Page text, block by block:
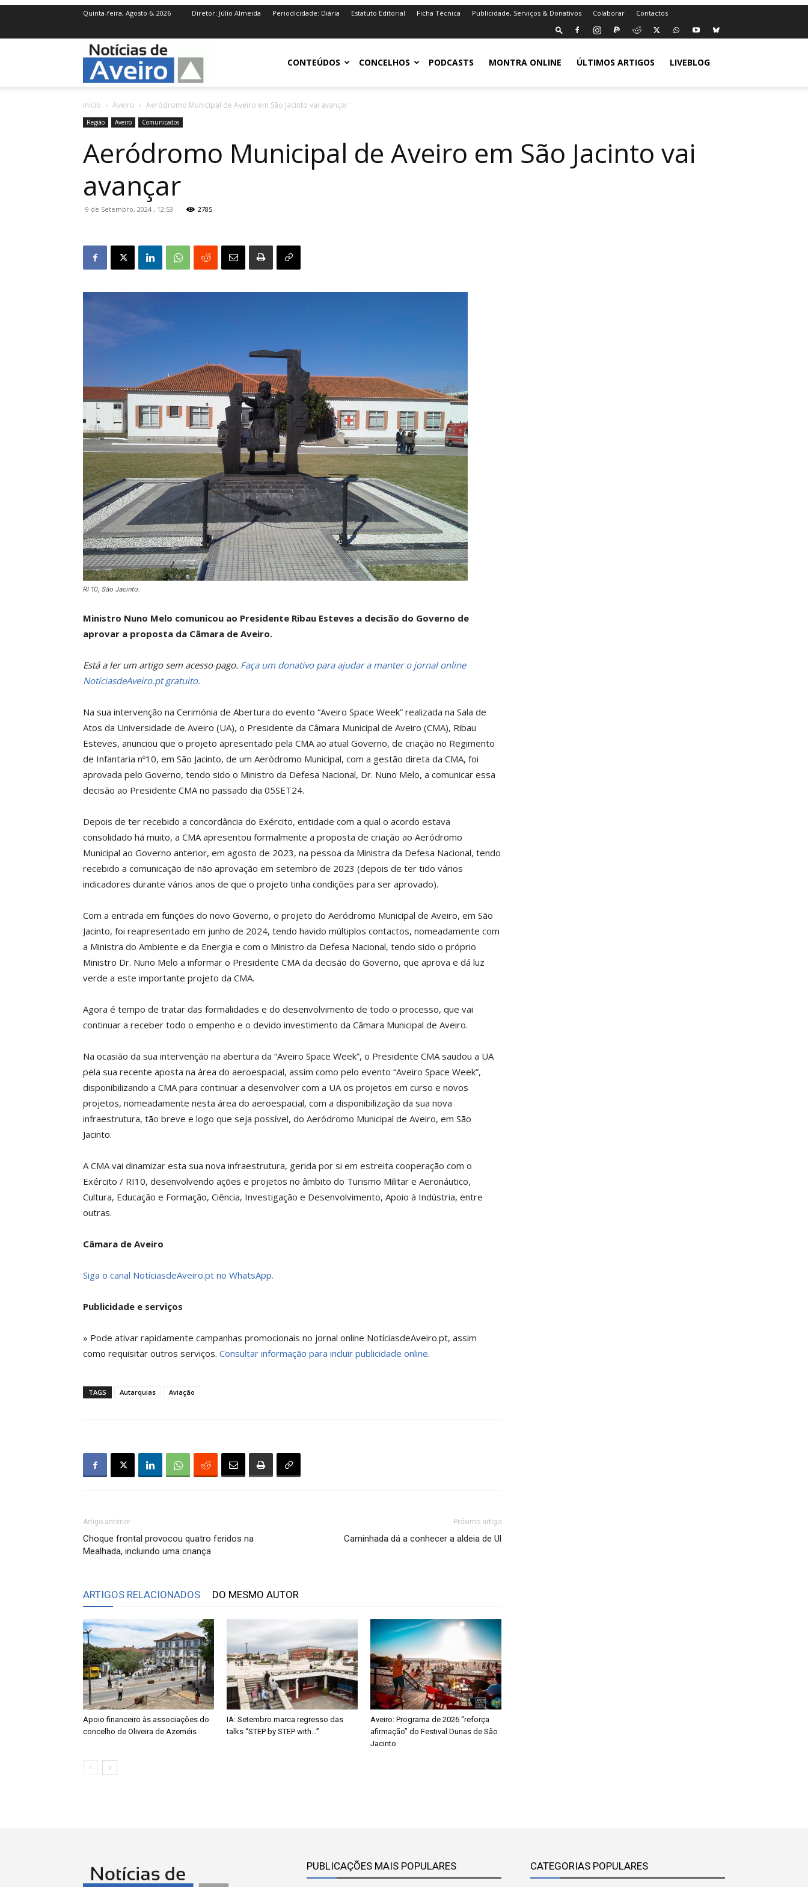
Quinta-feira, Agosto 6, 2026 Diretor: Júlio Almeida Periodicidade: Diária Estatuto Editorial Ficha Técnica Publicidade, Serviços & Donativos Colaborar Contactos
NotíciasdeAveiro.ptCONTEÚDOS CONCELHOS PODCASTS MONTRA ONLINE ÚLTIMOS ARTIGOS LIVEBLOG
Início Aveiro Aeródromo Municipal de Aveiro em São Jacinto vai avançar
Região Aveiro Comunicados
Aeródromo Municipal de Aveiro em São Jacinto vai
avançar
9 de Setembro, 2024 , 12:53 2785
RI 10, São Jacinto.
Ministro Nuno Melo comunicou ao Presidente Ribau Esteves a decisão do Governo de
aprovar a proposta da Câmara de Aveiro.
Está a ler um artigo sem acesso pago. Faça um donativo para ajudar a manter o jornal online
NotíciasdeAveiro.pt gratuito.
Na sua intervenção na Cerimónia de Abertura do evento “Aveiro Space Week” realizada na Sala de
Atos da Universidade de Aveiro (UA), o Presidente da Câmara Municipal de Aveiro (CMA), Ribau
Esteves, anunciou que o projeto apresentado pela CMA ao atual Governo, de criação no Regimento
de Infantaria nº10, em São Jacinto, de um Aeródromo Municipal, com a gestão direta da CMA, foi
aprovada pelo Governo, tendo sido o Ministro da Defesa Nacional, Dr. Nuno Melo, a comunicar essa
decisão ao Presidente CMA no passado dia 05SET24.
Depois de ter recebido a concordância do Exército, entidade com a qual o acordo estava
consolidado há muito, a CMA apresentou formalmente a proposta de criação ao Aeródromo
Municipal ao Governo anterior, em agosto de 2023, na pessoa da Ministra da Defesa Nacional, tendo
recebido a comunicação de não aprovação em setembro de 2023 (depois de ter tido vários
indicadores durante vários anos de que o projeto tinha condições para ser aprovado).
Com a entrada em funções do novo Governo, o projeto do Aeródromo Municipal de Aveiro, em São
Jacinto, foi reapresentado em junho de 2024, tendo havido múltiplos contactos, nomeadamente com
a Ministra do Ambiente e da Energia e com o Ministro da Defesa Nacional, tendo sido o próprio
Ministro Dr. Nuno Melo a informar o Presidente CMA da decisão do Governo, que aprova e dá luz
verde a este importante projeto da CMA.
Agora é tempo de tratar das formalidades e do desenvolvimento de todo o processo, que vai
continuar a receber todo o empenho e o devido investimento da Câmara Municipal de Aveiro.
Na ocasião da sua intervenção na abertura da “Aveiro Space Week”, o Presidente CMA saudou a UA
pela sua recente aposta na área do aeroespacial, assim como pelo evento “Aveiro Space Week”,
disponibilizando a CMA para continuar a desenvolver com a UA os projetos em curso e novos
projetos, nomeadamente nesta área do aeroespacial, com a disponibilização da sua nova
infraestrutura, tão breve e logo que seja possível, do Aeródromo Municipal de Aveiro, em São
Jacinto.
A CMA vai dinamizar esta sua nova infraestrutura, gerida por si em estreita cooperação com o
Exército / RI10, desenvolvendo ações e projetos no âmbito do Turismo Militar e Aeronáutico,
Cultura, Educação e Formação, Ciência, Investigação e Desenvolvimento, Apoio à Indústria, entre
outras.
Câmara de Aveiro
Siga o canal NotíciasdeAveiro.pt no WhatsApp.
Publicidade e serviços
» Pode ativar rapidamente campanhas promocionais no jornal online NotíciasdeAveiro.pt, assim
como requisitar outros serviços. Consultar informação para incluir publicidade online.
TAGS Autarquias Aviação
Artigo anterior
Choque frontal provocou quatro feridos na
Mealhada, incluindo uma criança
Próximo artigo
Caminhada dá a conhecer a aldeia de Ul
ARTIGOS RELACIONADOS DO MESMO AUTOR
Apoio financeiro às associações do
concelho de Oliveira de Azeméis
IA: Setembro marca regresso das
talks “STEP by STEP with…”
Aveiro: Programa de 2026 “reforça
afirmação” do Festival Dunas de São
Jacinto
PUBLICAÇÕES MAIS POPULARES CATEGORIAS POPULARES